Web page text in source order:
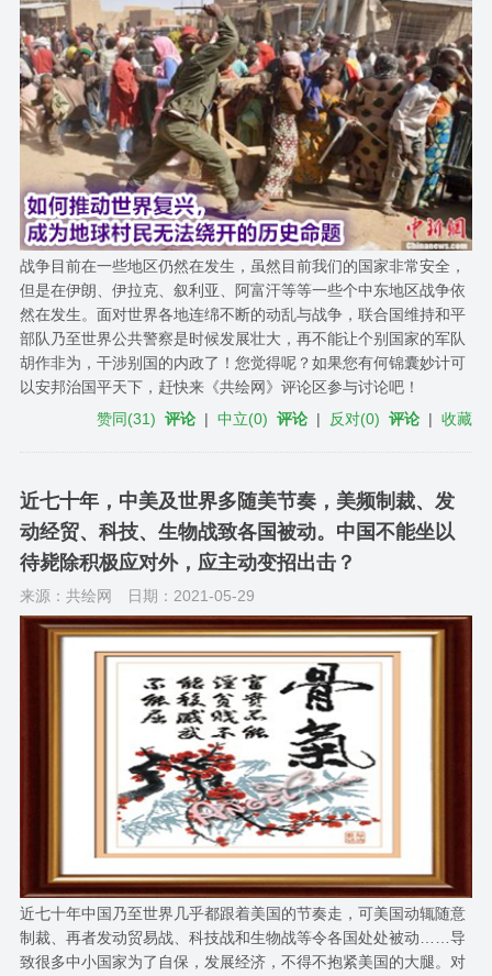
战争目前在一些地区仍然在发生，虽然目前我们的国家非常安全，
但是在伊朗、伊拉克、叙利亚、阿富汗等等一些个中东地区战争依
然在发生。面对世界各地连绵不断的动乱与战争，联合国维持和平
部队乃至世界公共警察是时候发展壮大，再不能让个别国家的军队
胡作非为，干涉别国的内政了！您觉得呢？如果您有何锦囊妙计可
以安邦治国平天下，赶快来《共绘网》评论区参与讨论吧！
赞同(31) 评论 |中立(0) 评论 | 反对(0) 评论 |收藏
近七十年，中美及世界多随美节奏，美频制裁、发
动经贸、科技、生物战致各国被动。中国不能坐以
待毙除积极应对外，应主动变招出击？
来源：共绘网 日期：2021-05-29
近七十年中国乃至世界几乎都跟着美国的节奏走，可美国动辄随意
制裁、再者发动贸易战、科技战和生物战等令各国处处被动……导
致很多中小国家为了自保，发展经济，不得不抱紧美国的大腿。对